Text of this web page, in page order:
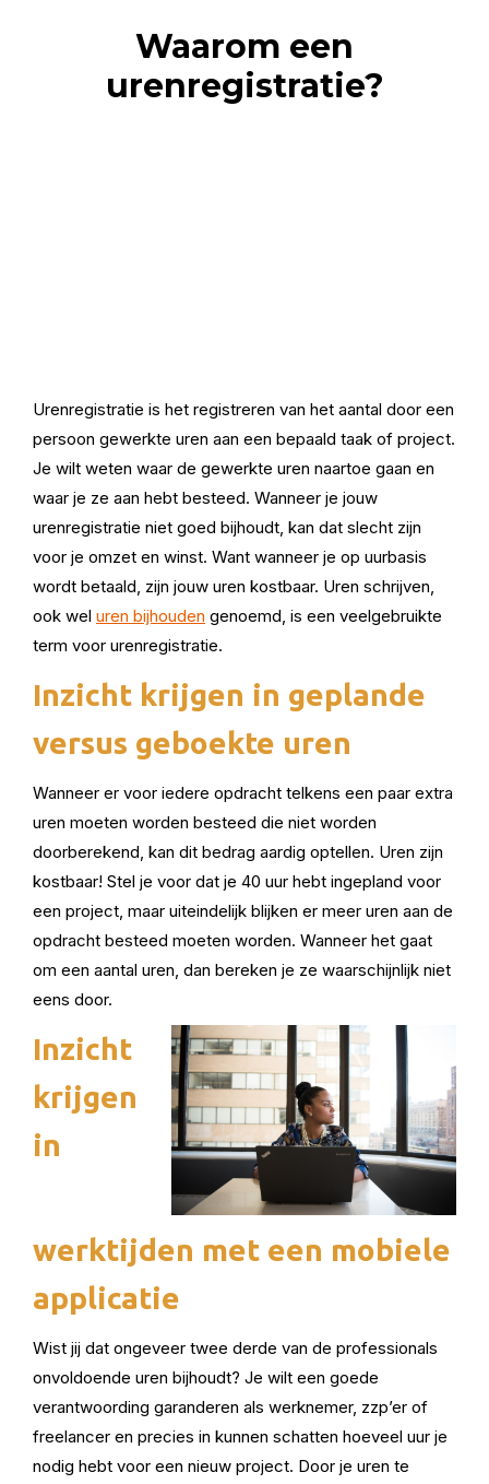
Waarom een
urenregistratie?
Urenregistratie is het registreren van het aantal door een
persoon gewerkte uren aan een bepaald taak of project.
Je wilt weten waar de gewerkte uren naartoe gaan en
waar je ze aan hebt besteed. Wanneer je jouw
urenregistratie niet goed bijhoudt, kan dat slecht zijn
voor je omzet en winst. Want wanneer je op uurbasis
wordt betaald, zijn jouw uren kostbaar. Uren schrijven,
ook wel uren bijhouden genoemd, is een veelgebruikte
term voor urenregistratie.
Inzicht krijgen in geplande
versus geboekte uren
Wanneer er voor iedere opdracht telkens een paar extra
uren moeten worden besteed die niet worden
doorberekend, kan dit bedrag aardig optellen. Uren zijn
kostbaar! Stel je voor dat je 40 uur hebt ingepland voor
een project, maar uiteindelijk blijken er meer uren aan de
opdracht besteed moeten worden. Wanneer het gaat
om een aantal uren, dan bereken je ze waarschijnlijk niet
eens door.
Inzicht
krijgen
in
werktijden met een mobiele
applicatie
Wist jij dat ongeveer twee derde van de professionals
onvoldoende uren bijhoudt? Je wilt een goede
verantwoording garanderen als werknemer, zzp’er of
freelancer en precies in kunnen schatten hoeveel uur je
nodig hebt voor een nieuw project. Door je uren te